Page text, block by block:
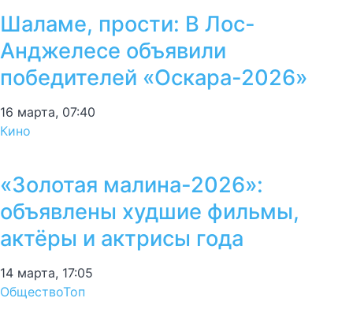
Шаламе, прости: В Лос-
Анджелесе объявили
победителей «Оскара-2026»
16 марта, 07:40
Кино
«Золотая малина-2026»:
объявлены худшие фильмы,
актёры и актрисы года
14 марта, 17:05
ОбществоТоп